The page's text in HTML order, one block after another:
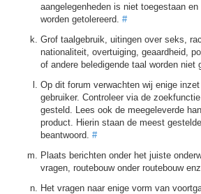
aangelegenheden is niet toegestaan
worden getolereerd. #
Grof taalgebruik, uitingen over seks,
nationaliteit, overtuiging, geaardheid,
of andere beledigende taal worden niet
Op dit forum verwachten wij enige
gebruiker. Controleer via de
gesteld. Lees ook de meegeleverde
product. Hierin staan de meest
beantwoord. #
Plaats berichten onder het juiste
vragen, routebouw onder routebouw
Het vragen naar enige vorm van